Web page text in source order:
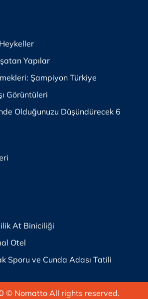
Yapılar
Şampiyon Türkiye
Görüntüleri
Olduğunuzu Düşündürecek 6
At Biniciliği
Otel
Sporu ve Cunda Adası Tatili
© Nomatto All rights reserved.